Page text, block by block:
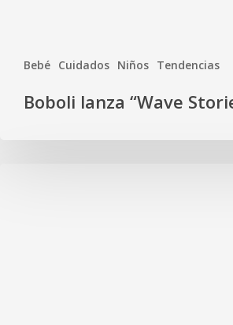
Bebé Cuidados Niños Tendencias
Boboli lanza “Wave